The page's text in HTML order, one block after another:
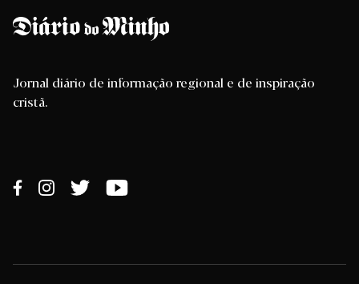
Jornal diário de informação regional e de inspiração
cristã.